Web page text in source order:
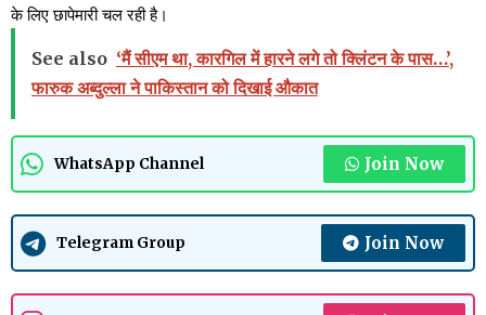
के लिए छापेमारी चल रही है।
See also ‘मैं सीएम था, कारगिल में हारने लगे तो क्लिंटन के पास…’,
फारुक अब्दुल्ला ने पाकिस्तान को दिखाई औकात
WhatsApp Channel Join Now
Telegram Group Join Now